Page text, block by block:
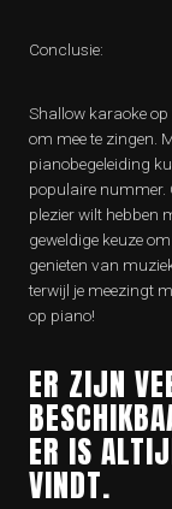
Conclusie:
Shallow karaoke
om mee te zingen.
pianobegeleiding
populaire nummer.
plezier wilt hebben
geweldige keuze
genieten van
terwijl je meezingt
op piano!
ER ZIJN
ER IS
VINDT.